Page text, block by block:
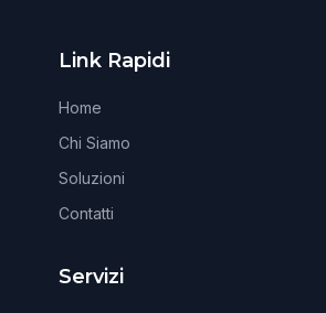
Link Rapidi
Home
Chi Siamo
Soluzioni
Contatti
Servizi